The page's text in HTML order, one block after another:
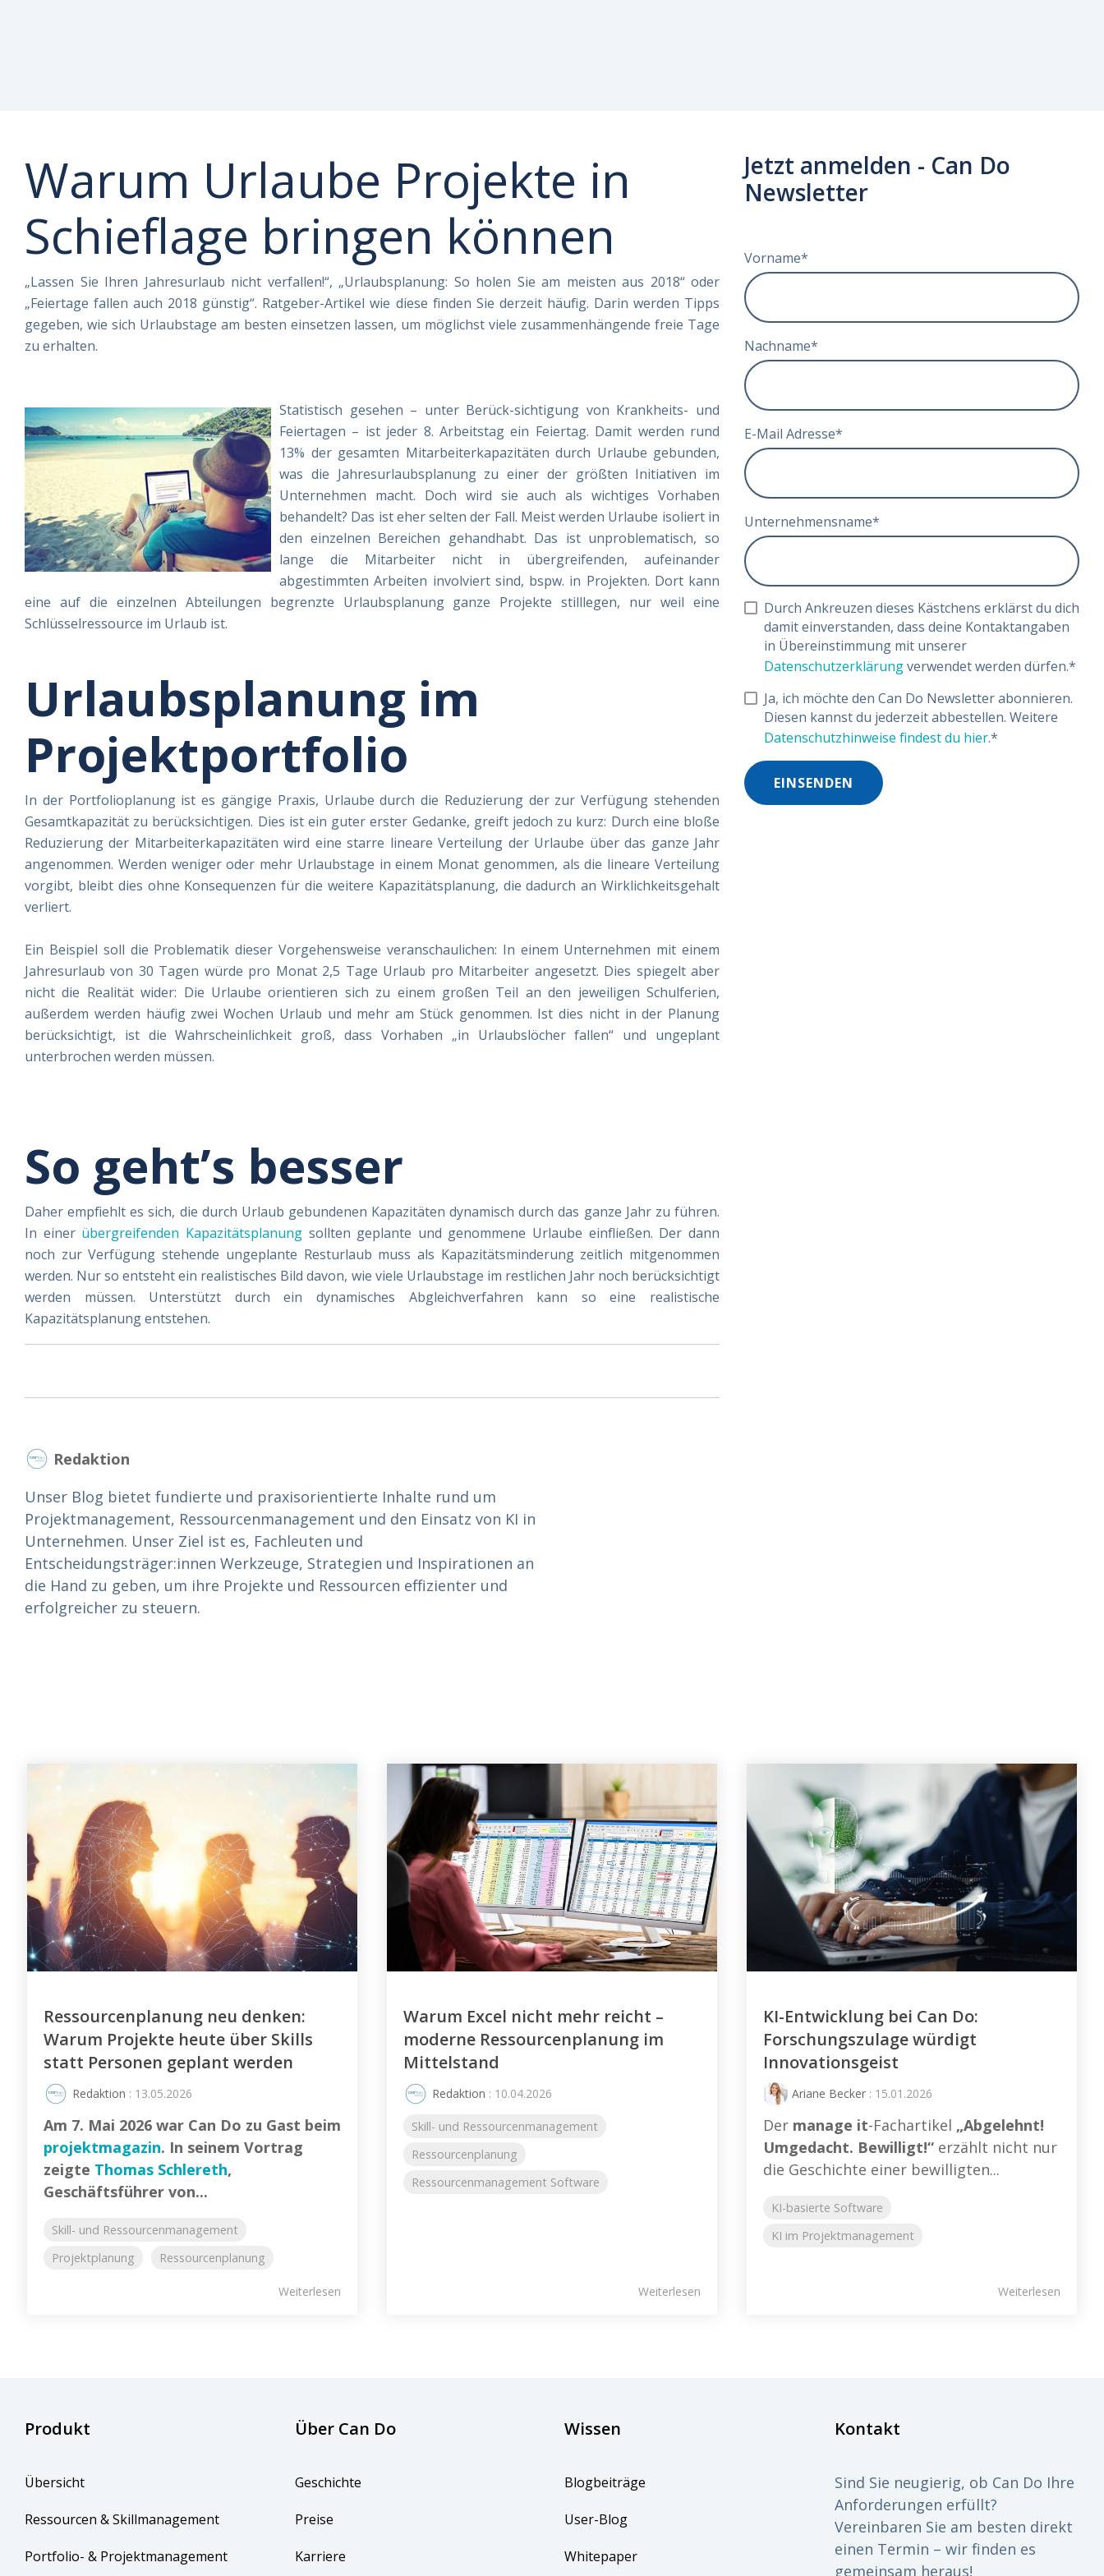
Warum Urlaube Projekte in
Schieflage bringen können
„Lassen Sie Ihren Jahresurlaub nicht verfallen!“, „Urlaubsplanung: So holen Sie am meisten aus 2018“ oder
„Feiertage fallen auch 2018 günstig“. Ratgeber-Artikel wie diese finden Sie derzeit häufig. Darin werden Tipps
gegeben, wie sich Urlaubstage am besten einsetzen lassen, um möglichst viele zusammenhängende freie Tage
zu erhalten.
Statistisch gesehen – unter Berück-sichtigung von Krankheits- und
Feiertagen – ist jeder 8. Arbeitstag ein Feiertag. Damit werden rund
13% der gesamten Mitarbeiterkapazitäten durch Urlaube gebunden,
was die Jahresurlaubsplanung zu einer der größten Initiativen im
Unternehmen macht. Doch wird sie auch als wichtiges Vorhaben
behandelt? Das ist eher selten der Fall. Meist werden Urlaube isoliert in
den einzelnen Bereichen gehandhabt. Das ist unproblematisch, so
lange die Mitarbeiter nicht in übergreifenden, aufeinander
abgestimmten Arbeiten involviert sind, bspw. in Projekten. Dort kann
eine auf die einzelnen Abteilungen begrenzte Urlaubsplanung ganze Projekte stilllegen, nur weil eine
Schlüsselressource im Urlaub ist.
Urlaubsplanung im
Projektportfolio
In der Portfolioplanung ist es gängige Praxis, Urlaube durch die Reduzierung der zur Verfügung stehenden
Gesamtkapazität zu berücksichtigen. Dies ist ein guter erster Gedanke, greift jedoch zu kurz: Durch eine bloße
Reduzierung der Mitarbeiterkapazitäten wird eine starre lineare Verteilung der Urlaube über das ganze Jahr
angenommen. Werden weniger oder mehr Urlaubstage in einem Monat genommen, als die lineare Verteilung
vorgibt, bleibt dies ohne Konsequenzen für die weitere Kapazitätsplanung, die dadurch an Wirklichkeitsgehalt
verliert.
Ein Beispiel soll die Problematik dieser Vorgehensweise veranschaulichen: In einem Unternehmen mit einem
Jahresurlaub von 30 Tagen würde pro Monat 2,5 Tage Urlaub pro Mitarbeiter angesetzt. Dies spiegelt aber
nicht die Realität wider: Die Urlaube orientieren sich zu einem großen Teil an den jeweiligen Schulferien,
außerdem werden häufig zwei Wochen Urlaub und mehr am Stück genommen. Ist dies nicht in der Planung
berücksichtigt, ist die Wahrscheinlichkeit groß, dass Vorhaben „in Urlaubslöcher fallen“ und ungeplant
unterbrochen werden müssen.
So geht’s besser
Daher empfiehlt es sich, die durch Urlaub gebundenen Kapazitäten dynamisch durch das ganze Jahr zu führen.
In einer übergreifenden Kapazitätsplanungsollten geplante und genommene Urlaube einfließen. Der dann
noch zur Verfügung stehende ungeplante Resturlaub muss als Kapazitätsminderung zeitlich mitgenommen
werden. Nur so entsteht ein realistisches Bild davon, wie viele Urlaubstage im restlichen Jahr noch berücksichtigt
werden müssen. Unterstützt durch ein dynamisches Abgleichverfahren kann so eine realistische
Kapazitätsplanung entstehen.
Jetzt anmelden - Can Do
Newsletter
Vorname*
Nachname*
E-Mail Adresse*
Unternehmensname*
Durch Ankreuzen dieses Kästchens erklärst du dich
damit einverstanden, dass deine Kontaktangaben
in Übereinstimmung mit unserer
Datenschutzerklärungverwendet werden dürfen.*
Ja, ich möchte den Can Do Newsletter abonnieren.
Diesen kannst du jederzeit abbestellen. Weitere
Datenschutzhinweise findest du hier.*
Redaktion
Unser Blog bietet fundierte und praxisorientierte Inhalte rund um
Projektmanagement, Ressourcenmanagement und den Einsatz von KI in
Unternehmen. Unser Ziel ist es, Fachleuten und
Entscheidungsträger:innen Werkzeuge, Strategien und Inspirationen an
die Hand zu geben, um ihre Projekte und Ressourcen effizienter und
erfolgreicher zu steuern.
Ressourcenplanung neu denken:
Warum Projekte heute über Skills
statt Personen geplant werden
Redaktion : 13.05.2026
Am 7. Mai 2026 war Can Do zu Gast beim
projektmagazin. In seinem Vortrag
zeigte Thomas Schlereth,
Geschäftsführer von...
Skill- und Ressourcenmanagement
Projektplanung
Ressourcenplanung
Weiterlesen
Warum Excel nicht mehr reicht –
moderne Ressourcenplanung im
Mittelstand
Redaktion : 10.04.2026
Skill- und Ressourcenmanagement
Ressourcenplanung
Ressourcenmanagement Software
Weiterlesen
KI-Entwicklung bei Can Do:
Forschungszulage würdigt
Innovationsgeist
Ariane Becker : 15.01.2026
Der manage it-Fachartikel „Abgelehnt!
Umgedacht. Bewilligt!“ erzählt nicht nur
die Geschichte einer bewilligten...
KI-basierte Software
KI im Projektmanagement
Weiterlesen
Produkt
Übersicht
Ressourcen & Skillmanagement
Portfolio- & Projektmanagement
Über Can Do
Geschichte
Preise
Karriere
Wissen
Blogbeiträge
User-Blog
Whitepaper
Kontakt
Sind Sie neugierig, ob Can Do Ihre
Anforderungen erfüllt?
Vereinbaren Sie am besten direkt
einen Termin – wir finden es
gemeinsam heraus!